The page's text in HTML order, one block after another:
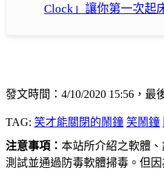
Clock」讓你第一次起
發文時間：4/10/2020 15:56，最
TAG: 笑才能關閉的鬧鐘 笑鬧鐘
注意事項： 本站所介紹之軟體
測試並通過防毒軟體掃毒。但